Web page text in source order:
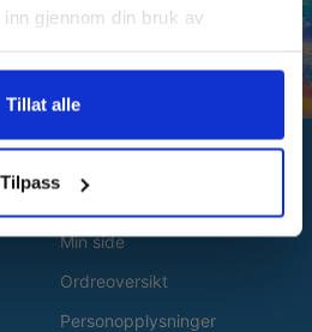
gjennom din bruk av
Tillat alle
Tilpass
SNARVEIER
Min side
Ordreoversikt
Personopplysninger
jeg er med
Jeg betaler fullpris